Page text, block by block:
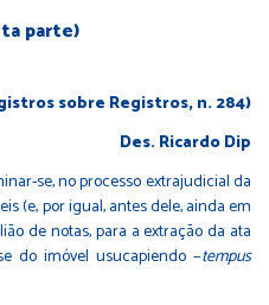
parte)
sobre Registros, n. 284)
Des. Ricardo Dip
se, no processo extrajudicial da
(e, por igual, antes dele, ainda em
de notas, para a extração da ata
do imóvel usucapiendo −tempus